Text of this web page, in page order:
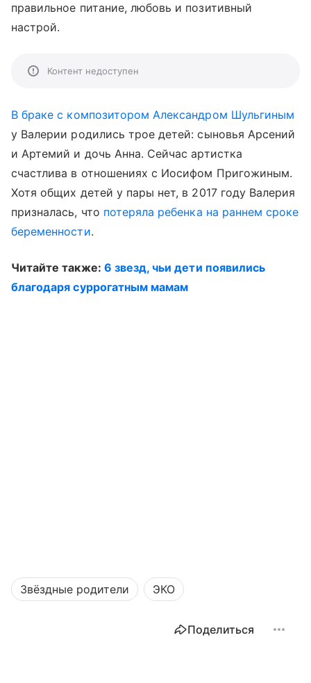
правильное питание, любовь и позитивный
настрой.
Контент недоступен
В браке с композитором Александром Шульгиным
у Валерии родились трое детей: сыновья Арсений
и Артемий и дочь Анна. Сейчас артистка
счастлива в отношениях с Иосифом Пригожиным.
Хотя общих детей у пары нет, в 2017 году Валерия
призналась, что потеряла ребенка на раннем сроке
беременности.
Читайте также: 6 звезд, чьи дети появились
благодаря суррогатным мамам
Звёздные родители ЭКО
Поделиться